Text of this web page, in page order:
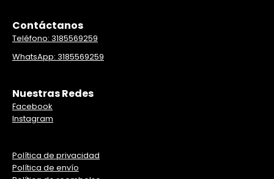
Contáctanos
Teléfono: 3185569259
WhatsApp: 3185569259
Nuestras Redes
Facebook
Instagram
Política de privacidad
Política de envío